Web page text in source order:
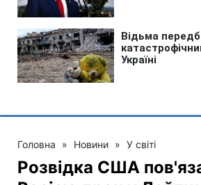
Головна » Новини » У світі
Розвідка США